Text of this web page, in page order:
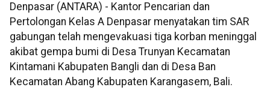
Denpasar (ANTARA) - Kantor Pencarian dan
Pertolongan Kelas A Denpasar menyatakan tim SAR
gabungan telah mengevakuasi tiga korban meninggal
akibat gempa bumi di Desa Trunyan Kecamatan
Kintamani Kabupaten Bangli dan di Desa Ban
Kecamatan Abang Kabupaten Karangasem, Bali.